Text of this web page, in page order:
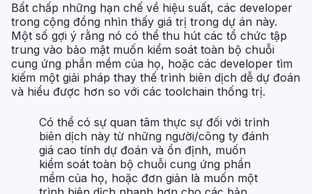
Bất chấp những hạn chế về hiệu suất, các developer
trong cộng đồng nhìn thấy giá trị trong dự án này.
Một số gợi ý rằng nó có thể thu hút các tổ chức tập
trung vào bảo mật muốn kiểm soát toàn bộ chuỗi
cung ứng phần mềm của họ, hoặc các developer tìm
kiếm một giải pháp thay thế trình biên dịch dễ dự đoán
và hiểu được hơn so với các toolchain thống trị.
Có thể có sự quan tâm thực sự đối với trình
biên dịch này từ những người/công ty đánh
giá cao tính dự đoán và ổn định, muốn
kiểm soát toàn bộ chuỗi cung ứng phần
mềm của họ, hoặc đơn giản là muốn một